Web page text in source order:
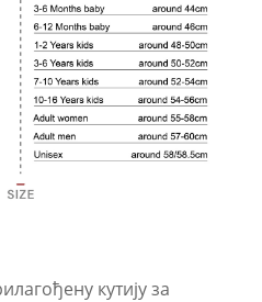
кутију за